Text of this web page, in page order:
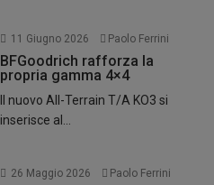
11 Giugno 2026 Paolo Ferrini
BFGoodrich rafforza la
propria gamma 4×4
Il nuovo All-Terrain T/A KO3 si
inserisce al...
26 Maggio 2026 Paolo Ferrini